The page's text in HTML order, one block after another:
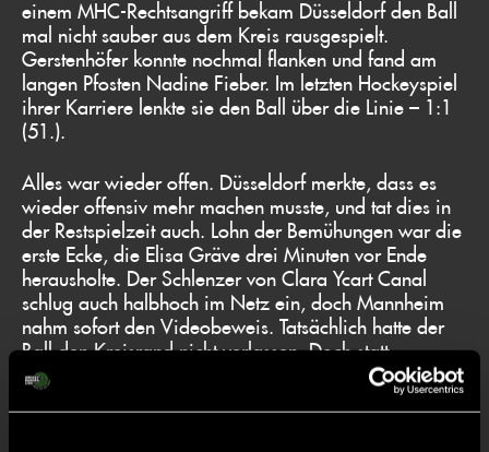
einem MHC-Rechtsangriff bekam Düsseldorf den Ball
mal nicht sauber aus dem Kreis rausgespielt.
Gerstenhöfer konnte nochmal flanken und fand am
langen Pfosten Nadine Fieber. Im letzten Hockeyspiel
ihrer Karriere lenkte sie den Ball über die Linie – 1:1
(51.).
Alles war wieder offen. Düsseldorf merkte, dass es
wieder offensiv mehr machen musste, und tat dies in
der Restspielzeit auch. Lohn der Bemühungen war die
erste Ecke, die Elisa Gräve drei Minuten vor Ende
herausholte. Der Schlenzer von Clara Ycart Canal
schlug auch halbhoch im Netz ein, doch Mannheim
nahm sofort den Videobeweis. Tatsächlich hatte der
Ball den Kreisrand nicht verlassen. Doch statt
Freischlag MHC gab es die nächste Ecke für den
DHC, denn Ycarts Schlnzer hatte auf dem Weg ins
Netz einen Mannheimer Körper tangiert. Aber die
beiden Wiederholungen verpufften ohne Effekt.